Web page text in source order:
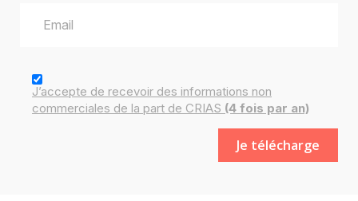
J’accepte de recevoir des informations non
commerciales de la part de CRIAS (4 fois par an)